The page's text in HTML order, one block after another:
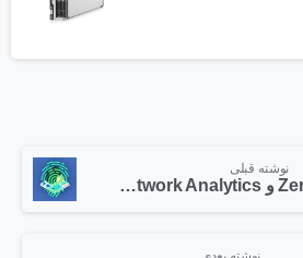
نوشته قبلی
امنیت Zero Trust و Cisco Secure Network Analytics: راهکاری برای امنیت شبکه سازمانی